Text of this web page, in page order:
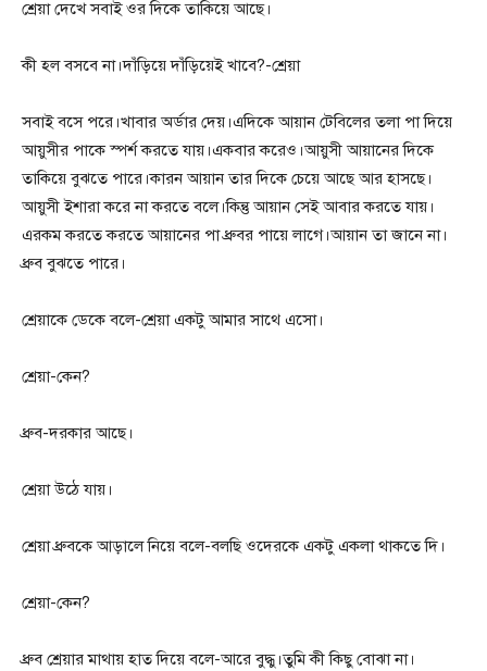
শ্রেয়া দেখে সবাই ওর দিকে তাকিয়ে আছে।
কী হল বসবে না।দাঁড়িয়ে দাঁড়িয়েই খাবে?-শ্রেয়া
সবাই বসে পরে।খাবার অর্ডার দেয়।এদিকে আয়ান টেবিলের তলা পা দিয়ে
আয়ুসীর পাকে স্পর্শ করতে যায়।একবার করেও।আয়ুসী আয়ানের দিকে
তাকিয়ে বুঝতে পারে।কারন আয়ান তার দিকে চেয়ে আছে আর হাসছে।
আয়ুসী ইশারা করে না করতে বলে।কিন্তু আয়ান সেই আবার করতে যায়।
এরকম করতে করতে আয়ানের পা ধ্রুবর পায়ে লাগে।আয়ান তা জানে না।
ধ্রুব বুঝতে পারে।
শ্রেয়াকে ডেকে বলে-শ্রেয়া একটু আমার সাথে এসো।
শ্রেয়া-কেন?
ধ্রুব-দরকার আছে।
শ্রেয়া উঠে যায়।
শ্রেয়া ধ্রুবকে আড়ালে নিয়ে বলে-বলছি ওদেরকে একটু একলা থাকতে দি।
শ্রেয়া-কেন?
ধ্রুব শ্রেয়ার মাথায় হাত দিয়ে বলে-আরে বুদ্ধু।তুমি কী কিছু বোঝা না।